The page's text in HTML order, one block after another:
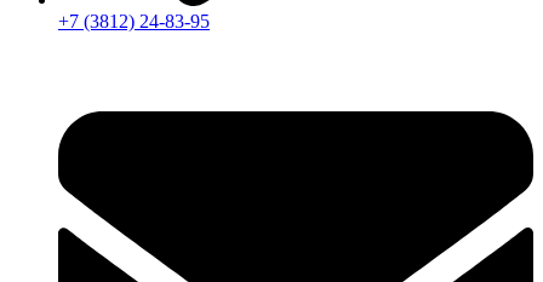
+7 (3812) 24-83-95